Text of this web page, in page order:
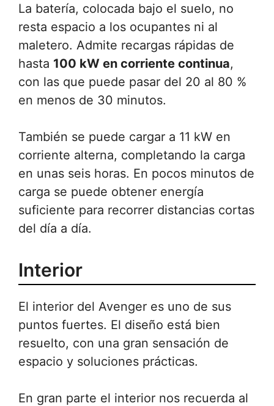
La batería, colocada bajo el suelo, no
resta espacio a los ocupantes ni al
maletero. Admite recargas rápidas de
hasta 100 kW en corriente continua,
con las que puede pasar del 20 al 80 %
en menos de 30 minutos.
También se puede cargar a 11 kW en
corriente alterna, completando la carga
en unas seis horas. En pocos minutos de
carga se puede obtener energía
suficiente para recorrer distancias cortas
del día a día.
Interior
El interior del Avenger es uno de sus
puntos fuertes. El diseño está bien
resuelto, con una gran sensación de
espacio y soluciones prácticas.
En gran parte el interior nos recuerda al